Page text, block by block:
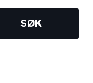
SØK
viser hvordan du